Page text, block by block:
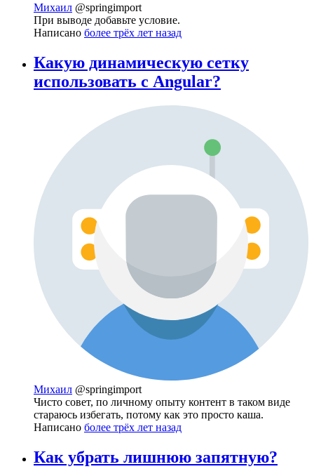
Михаил @springimport
При выводе добавьте условие.
Написано более трёх лет назад
Какую динамическую сетку
использовать с Angular?
Михаил @springimport
Чисто совет, по личному опыту контент в таком виде
стараюсь избегать, потому как это просто каша.
Написано более трёх лет назад
Как убрать лишнюю запятную?